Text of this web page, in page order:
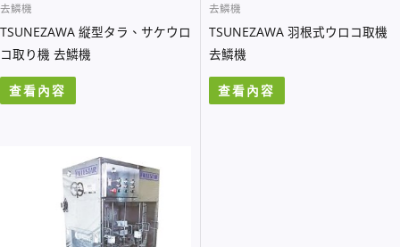
去鱗機
TSUNEZAWA 縦型タラ、サケウロ
コ取り機 去鱗機
查看內容
去鱗機
TSUNEZAWA 羽根式ウロコ取機
去鱗機
查看內容